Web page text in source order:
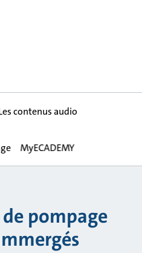
contenus audio
MyECADEMY
pompage